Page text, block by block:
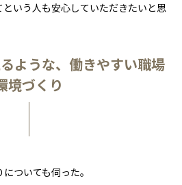
いう人も安心していただきたいと思
ような、働きやすい職場
境づくり
ついても伺った。